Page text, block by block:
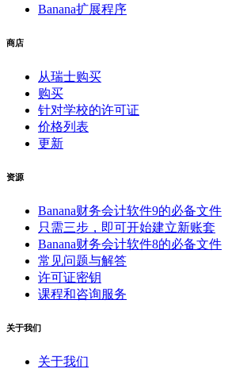
Banana扩展程序
商店
从瑞士购买
购买
针对学校的许可证
价格列表
更新
资源
Banana财务会计软件9的必备文件
只需三步，即可开始建立新账套
Banana财务会计软件8的必备文件
常见问题与解答
许可证密钥
课程和咨询服务
关于我们
关于我们